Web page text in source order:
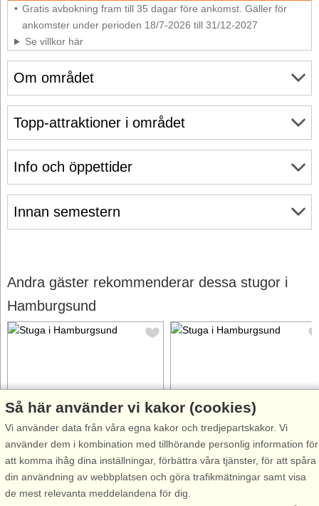
Om området
Info och öppettider
Innan semestern
Gratis avbokning fram till 35 dagar före ankomst. Gäller för
ankomster under perioden 18/7-2026 till 31/12-2027
Se villkor här
Topp-attraktioner i området
Andra gäster rekommenderar dessa stugor i
Hamburgsund
Stugnr: 55074
Hamburgsund
4 personer, 90 m²
2 m till sjö/hav:.
Välkommen att bo i nybyggd
Stugnr: 65607
Hamburgsund
8 personer, 119 m²
400 m till sjö/hav:.
Charmig och ombonad stuga
Så här använder vi kakor (cookies)
Vi använder data från våra egna kakor och tredjepartskakor. Vi
använder dem i kombination med tillhörande personlig information för
att komma ihåg dina inställningar, förbättra våra tjänster, för att spåra
din användning av webbplatsen och göra trafikmätningar samt visa
de mest relevanta meddelandena för dig.